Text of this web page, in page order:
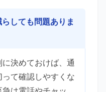
しても問題ありま
決めておけば、通
て確認しやすくな